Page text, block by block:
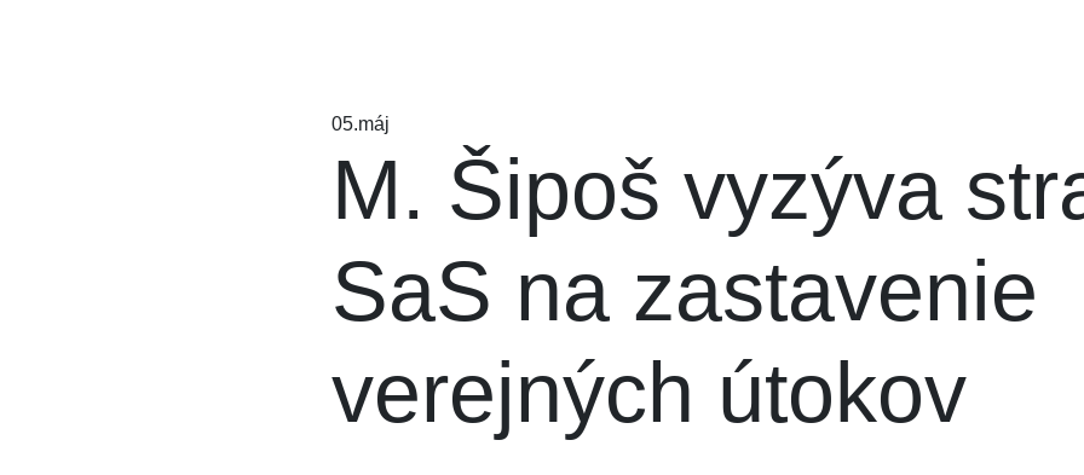
05.máj
M. Šipoš vyzýva
SaS na zastavenie
verejných útokov